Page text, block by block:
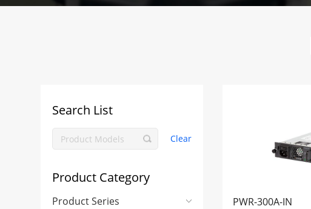
Search List
Clear
Product Category
Product Series PWR-300A-IN